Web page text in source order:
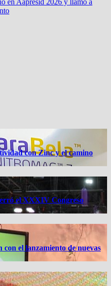
con Zinc y el camino
el XXXIV Congreso
el lanzamiento de nuevas